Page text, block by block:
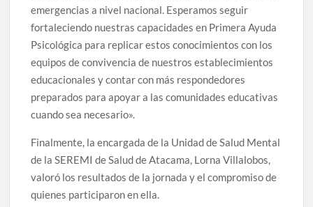
emergencias a nivel nacional. Esperamos seguir
fortaleciendo nuestras capacidades en Primera Ayuda
Psicológica para replicar estos conocimientos con los
equipos de convivencia de nuestros establecimientos
educacionales y contar con más respondedores
preparados para apoyar a las comunidades educativas
cuando sea necesario».
Finalmente, la encargada de la Unidad de Salud Mental
de la SEREMI de Salud de Atacama, Lorna Villalobos,
valoró los resultados de la jornada y el compromiso de
quienes participaron en ella.